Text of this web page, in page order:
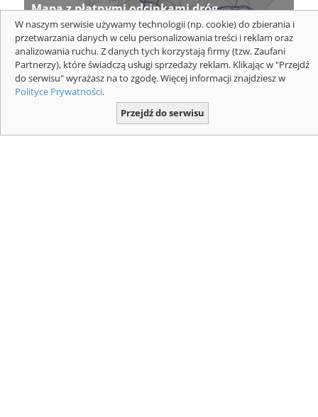
Mapa z płatnymi odcinkami dróg
ekspresowych i autostrad dla pojazdów
powyżej 3,5 t. Mapa: GDDKIA
W naszym serwisie używamy technologii (np. cookie) do zbierania i
przetwarzania danych w celu personalizowania treści i reklam oraz
analizowania ruchu. Z danych tych korzystają firmy (tzw. Zaufani
Partnerzy), które świadczą usługi sprzedaży reklam. Klikając w "Przejdź
do serwisu" wyrażasz na to zgodę. Więcej informacji znajdziesz w
Polityce Prywatności.
Przejdź do serwisu